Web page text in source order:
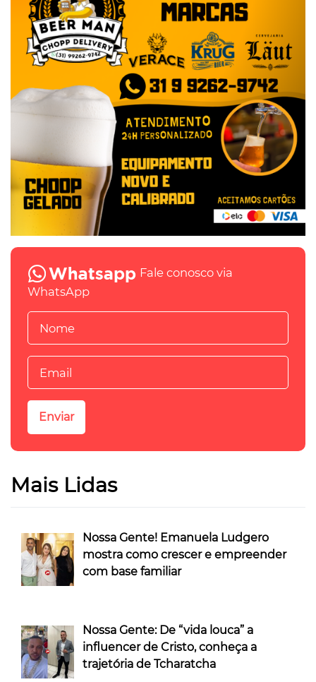
Fale conosco via
WhatsApp
Mais Lidas
Nossa Gente! Emanuela Ludgero
mostra como crescer e empreender
com base familiar
Nossa Gente: De “vida louca” a
influencer de Cristo, conheça a
trajetória de Tcharatcha